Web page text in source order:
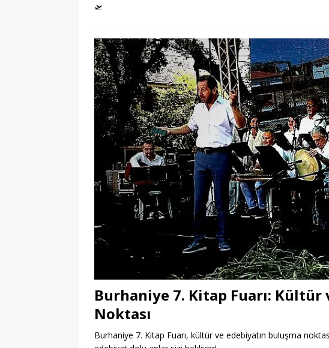
🛫
Burhaniye 7. Kitap Fuarı: Kültür
Noktası
Burhaniye 7. Kitap Fuarı, kültür ve edebiyatın buluşma